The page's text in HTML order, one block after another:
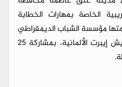
الخاصة بمهارات الخطابة
مؤسسة الشباب الديمقراطي
بالشراكة مع مؤسسة فريدريش إيبرت الألمانية، بمشاركة 25